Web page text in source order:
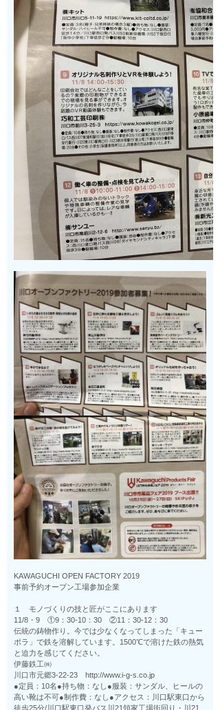
KAWAGUCHI OPEN FACTORY 2019
事前予約オープン工場参加企業
１ モノづくりの技と匠がここにあります
11/8・9 ①9：30-10：30 ②11：30-12：30
伝統の鋳物作り。今では少なくなってしまった「キュー
ポラ」で鉄を溶解しています。1500℃で溶けた鉄の熱気
と迫力を感じてください。
伊藤鉄工㈱
川口市元郷3-22-23 http://www.i-g-s.co.jp
●定員：10名●持ち物：なし●服装：サンダル、ヒールの
高い靴は不可●制作費：なし●アクセス：川口駅東口から
徒歩25分/川口駅東口発バス川21領家工場街回り・川21